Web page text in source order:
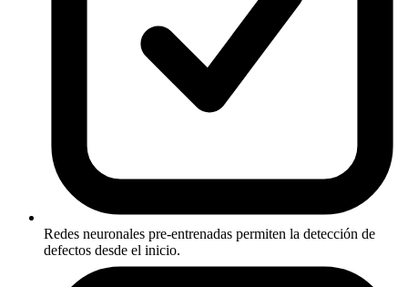
Redes neuronales pre-entrenadas permiten la detección de
defectos desde el inicio.